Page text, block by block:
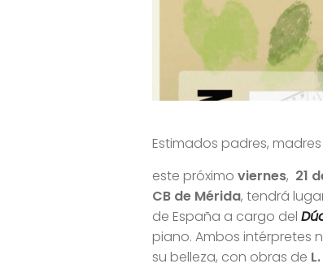
Estimados padres,
este próximo viernes, 21
CB de Mérida, tendrá
de España a cargo del
piano. Ambos intérpretes
su belleza, con obras de